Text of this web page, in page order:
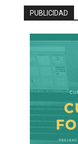
PUBLICIDAD